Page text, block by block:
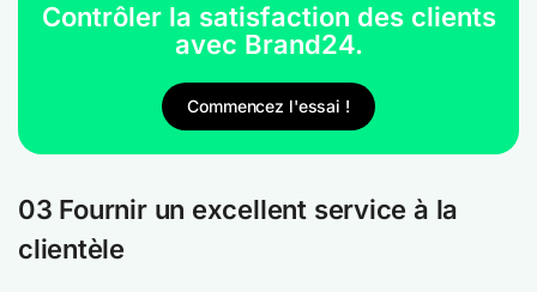
Contrôler la satisfaction des clients
avec Brand24.
Commencez l'essai !
03 Fournir un excellent service à la
clientèle